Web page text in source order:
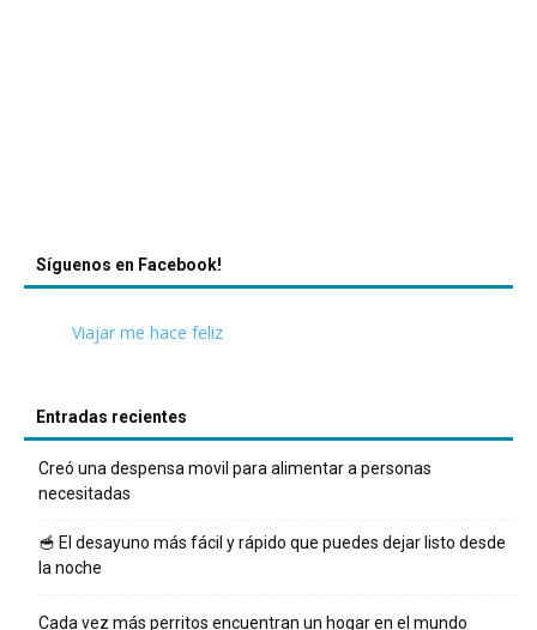
Síguenos en Facebook!
Viajar me hace feliz
Entradas recientes
Creó una despensa movil para alimentar a personas
necesitadas
🥣 El desayuno más fácil y rápido que puedes dejar listo desde
la noche
Cada vez más perritos encuentran un hogar en el mundo